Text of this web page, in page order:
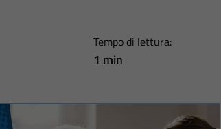
Tempo di lettura:
1 min